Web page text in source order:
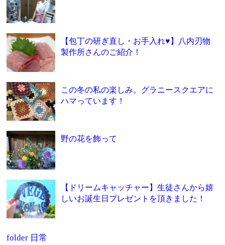
【包丁の研ぎ直し・お手入れ♥】八内刃物
製作所さんのご紹介！
この冬の私の楽しみ。グラニースクエアに
ハマっています！
野の花を飾って
【ドリームキャッチャー】生徒さんから嬉
しいお誕生日プレゼントを頂きました！
folder 日常